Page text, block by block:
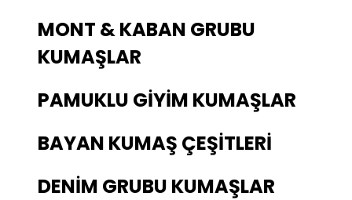
MONT & KABAN GRUBU
KUMAŞLAR
PAMUKLU GİYİM KUMAŞLAR
BAYAN KUMAŞ ÇEŞİTLERİ
DENİM GRUBU KUMAŞLAR